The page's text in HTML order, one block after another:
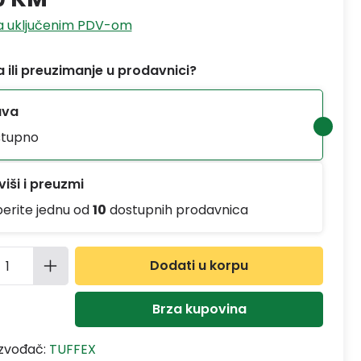
uključenim PDV-om
ili preuzimanje u prodavnici?
i preuzmi
jednu od10 dostupnih prodavnica
proizvoda: Unesite željenu
Dodati u korpu
Brza kupovina
TUFFEX